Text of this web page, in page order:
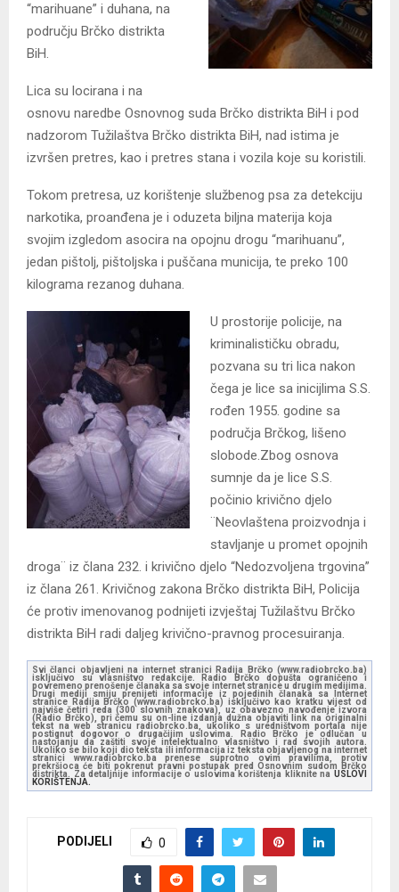
“marihuane” i duhana, na
području Brčko distrikta
BiH.
Lica su locirana i na
osnovu naredbe Osnovnog suda Brčko distrikta BiH i pod
nadzorom Tužilaštva Brčko distrikta BiH, nad istima je
izvršen pretres, kao i pretres stana i vozila koje su koristili.
Tokom pretresa, uz korištenje službenog psa za detekciju
narkotika, proanđena je i oduzeta biljna materija koja
svojim izgledom asocira na opojnu drogu “marihuanu”,
jedan pištolj, pištoljska i puščana municija, te preko 100
kilograma rezanog duhana.
U prostorije policije, na
kriminalističku obradu,
pozvana su tri lica nakon
čega je lice sa inicijlima S.S.
rođen 1955. godine sa
područja Brčkog, lišeno
slobode.Zbog osnova
sumnje da je lice S.S.
počinio krivično djelo
¨Neovlaštena proizvodnja i
stavljanje u promet opojnih
droga¨ iz člana 232. i krivično djelo “Nedozvoljena trgovina”
iz člana 261. Krivičnog zakona Brčko distrikta BiH, Policija
će protiv imenovanog podnijeti izvještaj Tužilaštvu Brčko
distrikta BiH radi daljeg krivično-pravnog procesuiranja.
Svi članci objavljeni na internet stranici Radija Brčko (www.radiobrcko.ba)
isključivo su vlasništvo redakcije. Radio Brčko dopušta ograničeno i
povremeno prenošenje članaka sa svoje internet stranice u drugim medijima.
Drugi mediji smiju prenijeti informacije iz pojedinih članaka sa Internet
stranice Radija Brčko (www.radiobrcko.ba) isključivo kao kratku vijest od
najviše četiri reda (300 slovnih znakova), uz obavezno navođenje izvora
(Radio Brčko), pri čemu su on-line izdanja dužna objaviti link na originalni
tekst na web stranicu radiobrcko.ba, ukoliko s uredništvom portala nije
postignut dogovor o drugačijim uslovima. Radio Brčko je odlučan u
nastojanju da zaštiti svoje intelektualno vlasništvo i rad svojih autora.
Ukoliko se bilo koji dio teksta ili informacija iz teksta objavljenog na internet
stranici www.radiobrcko.ba prenese suprotno ovim pravilima, protiv
prekršioca će biti pokrenut pravni postupak pred Osnovnim sudom Brčko
distrikta. Za detaljnije informacije o uslovima korištenja kliknite na USLOVI
KORIŠTENJA.
PODIJELI 0